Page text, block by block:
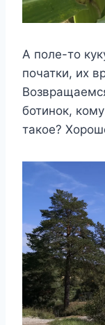
А поле-то
початки, их
ботинок,
такое?